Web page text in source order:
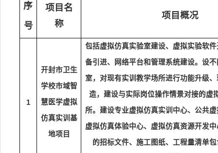
序
号
项目名
称
项目概况
1
开封市卫生
学校市域智
慧医学虚拟
仿真实训基
地项 目
包括虚拟仿真实验室建设、虚拟实验软
备引进、网络平台和管理系统建设。设
室，对现有实训教学场所进行功能升级
造，建设与实际岗位操作情景对接的虚
所。建设专业虚拟仿真实训中心、公共
虚拟仿真体验中心、虚拟仿真资源开发
的招标文件、施工图纸、工程量清单